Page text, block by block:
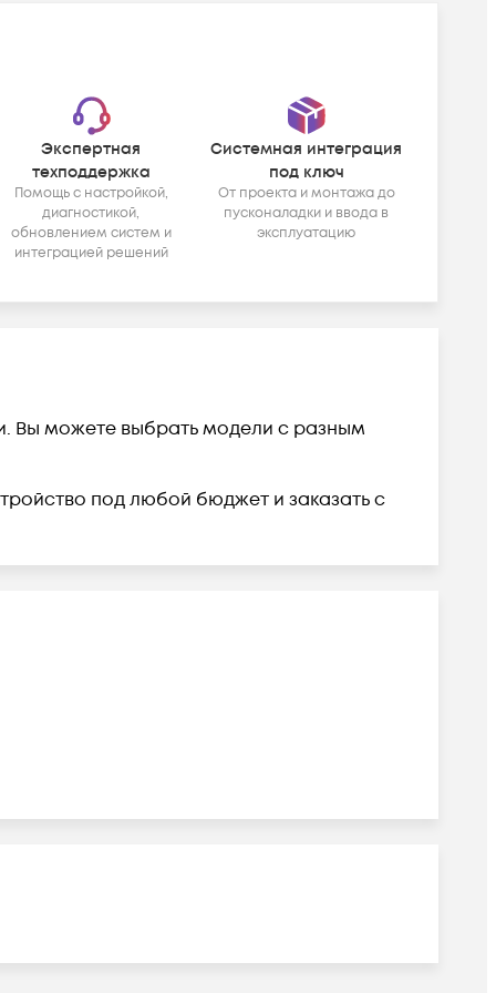
Экспертная
техподдержка
Помощь с настройкой,
диагностикой,
обновлением систем и
интеграцией решений
Системная интеграция
под ключ
От проекта и монтажа до
пусконаладки и ввода в
эксплуатацию
Вы можете выбрать модели с разным
под любой бюджет и заказать с